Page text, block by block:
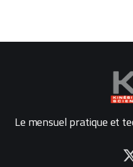
Le mensuel pratique et